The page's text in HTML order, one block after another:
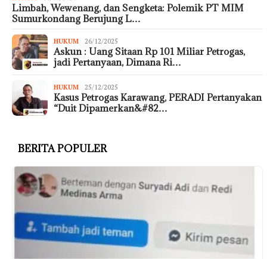
Limbah, Wewenang, dan Sengketa: Polemik PT MIM
Sumurkondang Berujung L…
HUKUM 26/12/2025
Askun : Uang Sitaan Rp 101 Miliar Petrogas,
jadi Pertanyaan, Dimana Ri…
HUKUM 25/12/2025
Kasus Petrogas Karawang, PERADI Pertanyakan
“Duit Dipamerkan&#82…
BERITA POPULER